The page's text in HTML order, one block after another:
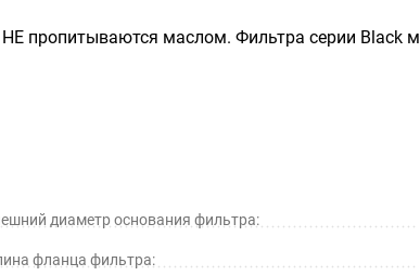
пропитываются маслом. Фильтра серии Black
диаметр основания фильтра:
фланца фильтра: